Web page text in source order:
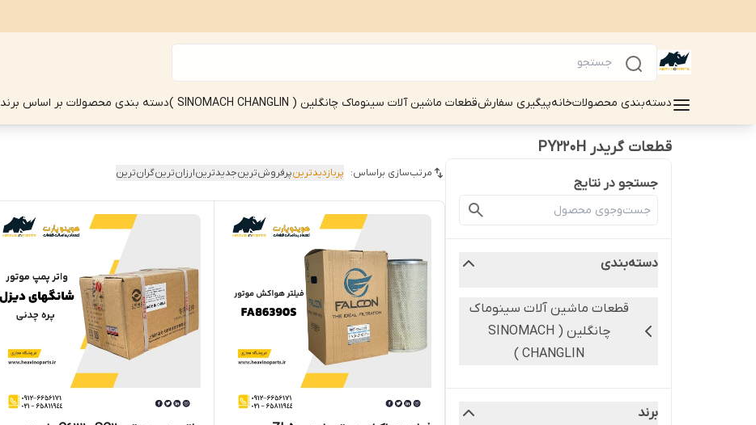
دسته‌بندی محصولاتخانهپیگیری سفارشقطعات ماشین آلات سینوماک چانگلین ( SINOMACH CHANGLIN ) دسته بندی محصولات بر اساس برند
قطعات گریدر PY220H
جستجو در نتایج
دسته‌بندی
قطعات ماشین آلات سینوماک
چانگلین ( SINOMACH
CHANGLIN )
برند
مرتب‌سازی براساس: پربازدیدترینپرفروش‌ترینجدیدترینارزان‌ترینگران‌ترین